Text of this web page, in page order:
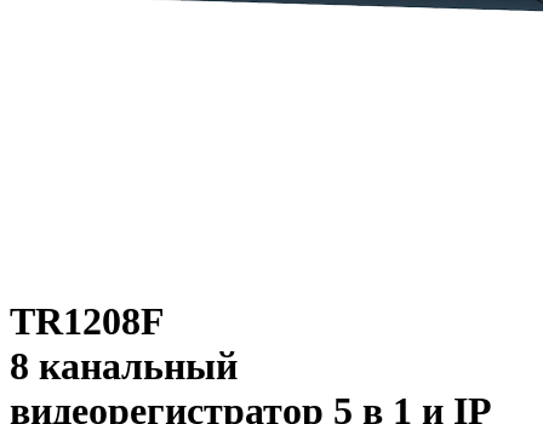
TR1208F
8 канальный
видеорегистратор 5 в 1 и IP